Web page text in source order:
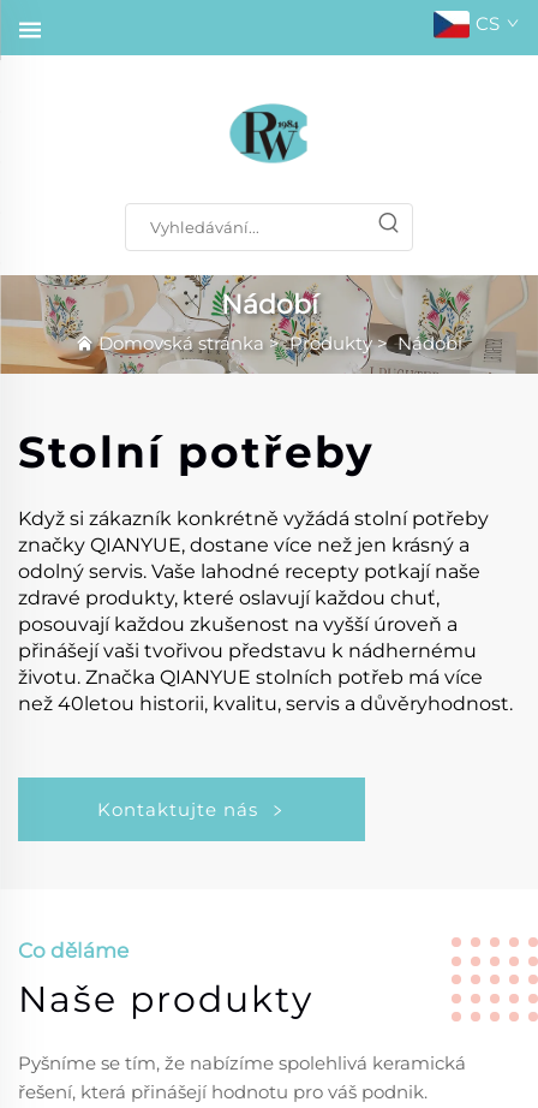
CS
Nádobí
Domovská stránka >Produkty>Nádobí
Stolní potřeby
Když si zákazník konkrétně vyžádá stolní potřeby
značky QIANYUE, dostane více než jen krásný a
odolný servis. Vaše lahodné recepty potkají naše
zdravé produkty, které oslavují každou chuť,
posouvají každou zkušenost na vyšší úroveň a
přinášejí vaši tvořivou představu k nádhernému
životu. Značka QIANYUE stolních potřeb má více
než 40letou historii, kvalitu, servis a důvěryhodnost.
Kontaktujte nás
Co děláme
Naše produkty
Pyšníme se tím, že nabízíme spolehlivá keramická
řešení, která přinášejí hodnotu pro váš podnik.